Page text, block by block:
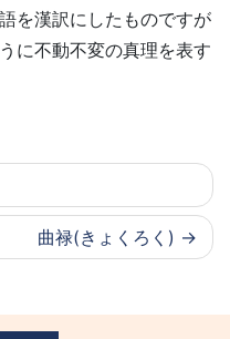
を漢訳にしたものですが
に不動不変の真理を表す
曲禄(きょくろく)